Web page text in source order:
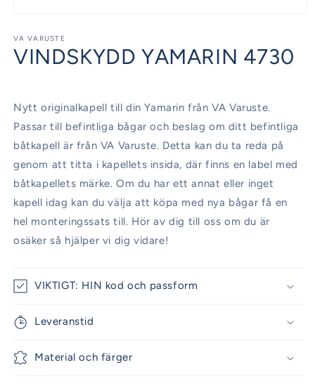
1
i
modalfönster
VA VARUSTE
VINDSKYDD YAMARIN 4730
Nytt originalkapell till din Yamarin från VA Varuste.
Passar till befintliga bågar och beslag om ditt befintliga
båtkapell är från VA Varuste. Detta kan du ta reda på
genom att titta i kapellets insida, där finns en label med
båtkapellets märke. Om du har ett annat eller inget
kapell idag kan du välja att köpa med nya bågar få en
hel monteringssats till. Hör av dig till oss om du är
osäker så hjälper vi dig vidare!
VIKTIGT: HIN kod och passform
Leveranstid
Material och färger